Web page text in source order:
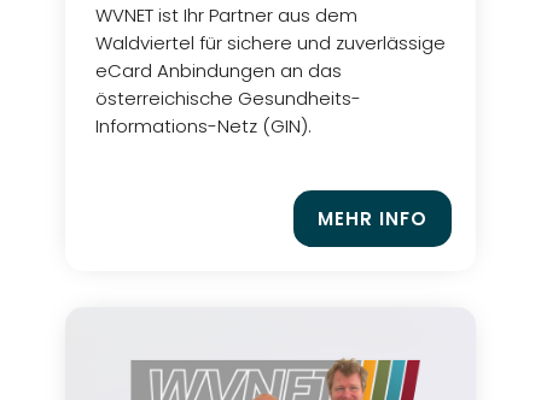
WVNET ist Ihr Partner aus dem
Waldviertel für sichere und zuverlässige
eCard Anbindungen an das
österreichische Gesundheits-
Informations-Netz (GIN).
MEHR INFO